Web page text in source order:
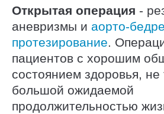
Открытая операция -
аневризмы и аорто-
протезирование.
пациентов с хорошим
состоянием здоровья, не
большой ожидаемой
продолжительностью